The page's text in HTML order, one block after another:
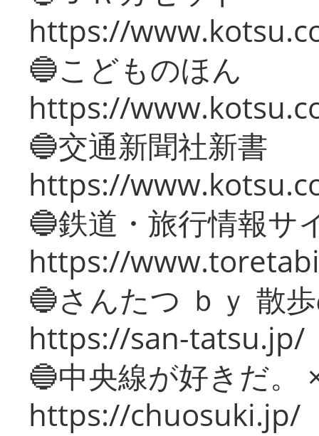
https://
🔵こどものほん
https://
🔵交通新聞社新書
https://
🔵鉄道・旅行情報サ
https://
🔵さんたつ ｂｙ 散
https://san-tatsu.jp/
🔵中央線が好きだ。
https://chuosuki.jp/